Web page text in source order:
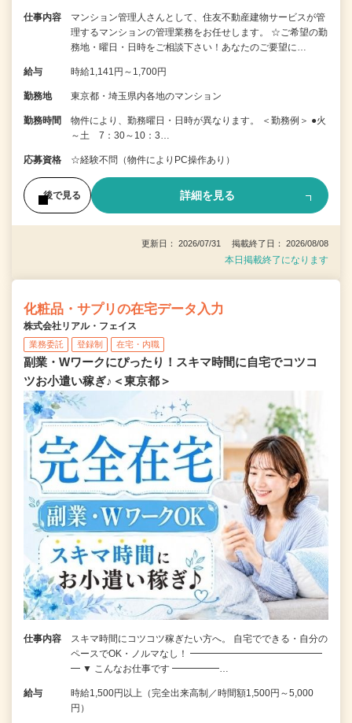
仕事内容
マンション管理人さんとして、住友不動産建物サービスが管
理するマンションの管理業務をお任せします。 ☆ご希望の勤
務地・曜日・日時をご相談下さい！あなたのご要望に…
給与 時給1,141円～1,700円
勤務地 東京都・埼玉県内各地のマンション
勤務時間
物件により、勤務曜日・日時が異なります。 ＜勤務例＞ ●火
～土 7：30～10：3…
応募資格 ☆経験不問（物件によりPC操作あり）
後で見る 詳細を見る
更新日： 2026/07/31 掲載終了日： 2026/08/08
本日掲載終了になります
化粧品・サプリの在宅データ入力
株式会社リアル・フェイス
業務委託 登録制 在宅・内職
副業・Wワークにぴったり！スキマ時間に自宅でコツコ
ツお小遣い稼ぎ♪＜東京都＞
仕事内容
スキマ時間にコツコツ稼ぎたい方へ。 自宅でできる・自分の
ペースでOK・ノルマなし！ ━━━━━━━━━━━━━━
━ ▼ こんなお仕事です ━━━━━…
給与
時給1,500円以上（完全出来高制／時間額1,500円～5,000
円）